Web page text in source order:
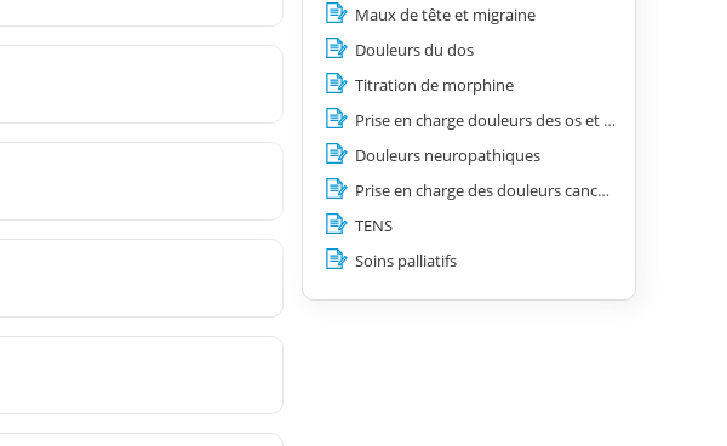
Maux de tête et migraine
Douleurs du dos
Titration de morphine
Prise en charge douleurs des os et des articulations
Douleurs neuropathiques
Prise en charge des douleurs cancéreuses
TENS
Soins palliatifs